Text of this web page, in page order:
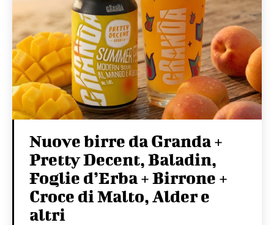
Nuove birre da Granda +
Pretty Decent, Baladin,
Foglie d’Erba + Birrone +
Croce di Malto, Alder e
altri